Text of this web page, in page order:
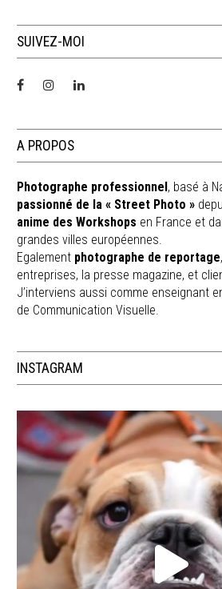
SUIVEZ-MOI
A PROPOS
Photographe professionnel , basé à
passionné de la « Street Photo »
anime des Workshops en France et
grandes villes européennes.
Egalement photographe de reportage
entreprises, la presse magazine, et
J’interviens aussi comme enseignant
de Communication Visuelle.
INSTAGRAM